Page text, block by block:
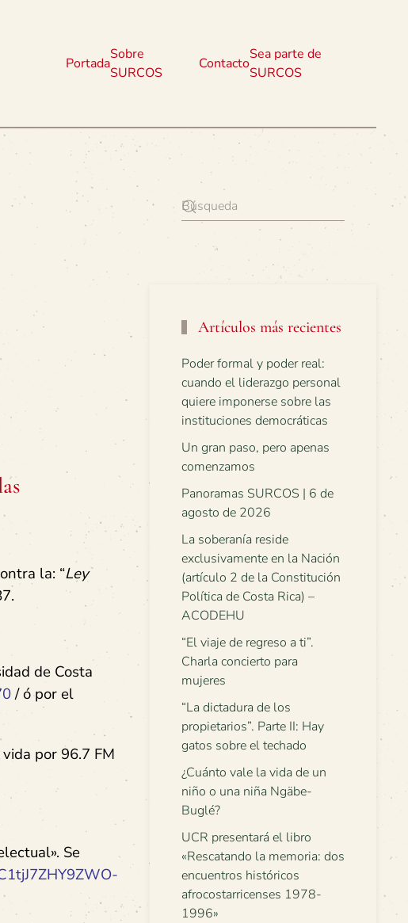
Portada
Sobre
SURCOS
Contacto
Sea parte de
SURCOS
la: “Ley
de Costa
/ ó por el
por 96.7 FM
Se
Artículos más recientes
Poder formal y poder real:
cuando el liderazgo personal
quiere imponerse sobre las
instituciones democráticas
Un gran paso, pero apenas
comenzamos
Panoramas SURCOS | 6 de
agosto de 2026
La soberanía reside
exclusivamente en la Nación
(artículo 2 de la Constitución
Política de Costa Rica) –
ACODEHU
“El viaje de regreso a ti”.
Charla concierto para
mujeres
“La dictadura de los
propietarios”. Parte II: Hay
gatos sobre el techado
¿Cuánto vale la vida de un
niño o una niña Ngäbe-
Buglé?
UCR presentará el libro
«Rescatando la memoria: dos
encuentros históricos
afrocostarricenses 1978-
1996»